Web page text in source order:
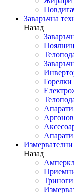
Заваръчна
Назад
Горелки
Апарати
Апарати
Измервателни
Назад
Триноги